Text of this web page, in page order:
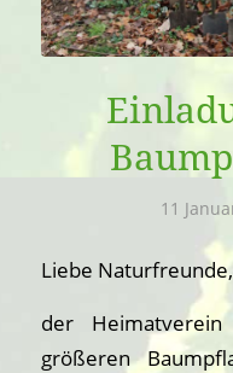
11
Liebe Naturfreunde,
der
größeren